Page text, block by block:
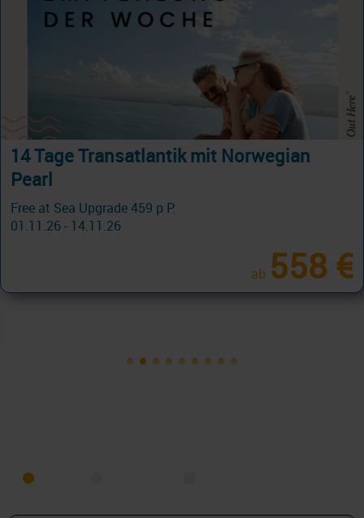
14 Tage Transatlantik mit Norwegian
Pearl
Free at Sea Upgrade 459 p P.
01.11.26 - 14.11.26
ab 558 €